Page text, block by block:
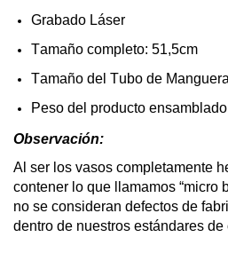
Grabado Láser
Tamaño completo: 51,5cm
Tamaño del Tubo de Manguera
Peso del producto
Observación:
Al ser los vasos completamente
contener lo que llamamos “micro
no se consideran defectos de
dentro de nuestros estándares de